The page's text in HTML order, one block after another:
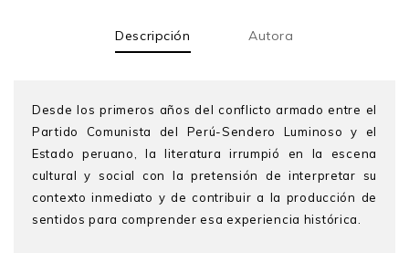
Descripción Autora
Desde los primeros años del conflicto armado entre el
­Partido Comunista del Perú-Sendero Luminoso y el
Estado peruano, la literatura irrumpió en la escena
cultural y social con la pretensión de interpretar su
contexto inmediato y de contribuir a la producción de
sentidos para comprender esa experiencia ­histórica.